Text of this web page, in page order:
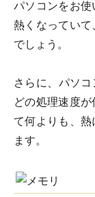
パソコンをお
熱くなってい
でしょう。
さらに、パソ
どの処理速度
て何よりも、
ます。